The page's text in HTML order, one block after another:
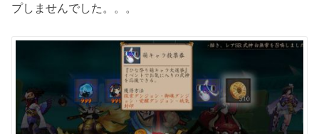
プしませんでした。。。